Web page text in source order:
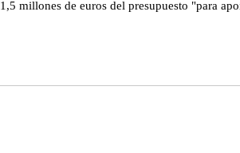
millones de euros del presupuesto "para